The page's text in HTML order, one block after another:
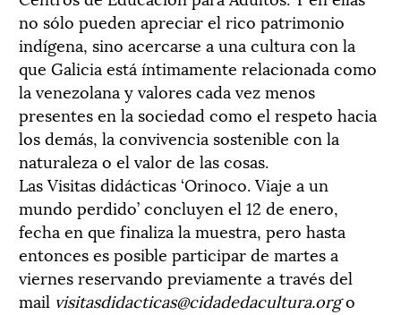
no sólo pueden apreciar el rico patrimonio
indígena, sino acercarse a una cultura con la
que Galicia está íntimamente relacionada como
la venezolana y valores cada vez menos
presentes en la sociedad como el respeto hacia
los demás, la convivencia sostenible con la
naturaleza o el valor de las cosas.
Las Visitas didácticas ‘Orinoco. Viaje a un
mundo perdido’ concluyen el 12 de enero,
fecha en que finaliza la muestra, pero hasta
entonces es posible participar de martes a
viernes reservando previamente a través del
mail visitasdidacticas@cidadedacultura.orgo